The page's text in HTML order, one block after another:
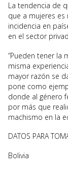
La tendencia de
que a mujeres es
incidencia en
en el sector
“Pueden tener la
misma
mayor razón se
pone como
donde al género
por más que
machismo en la
DATOS PARA
Bolivia